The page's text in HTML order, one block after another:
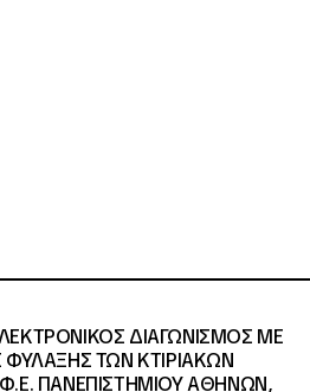
ΔΙΑΓΩΝΙΣΜΟΣ ΜΕ
ΦΥΛΑΞΗΣ ΤΩΝ ΚΤΙΡΙΑΚΩΝ
ΠΑΝΕΠΙΣΤΗΜΙΟΥ ΑΘΗΝΩΝ,